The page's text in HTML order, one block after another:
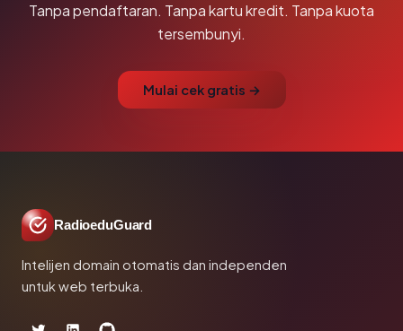
Tanpa pendaftaran. Tanpa kartu kredit. Tanpa kuota
tersembunyi.
Mulai cek gratis →
RadioeduGuard
Intelijen domain otomatis dan independen
untuk web terbuka.